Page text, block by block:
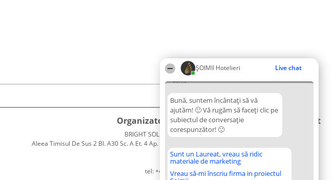
ȘOIMII Hotelieri Live chat
03:13
Bună, suntem încântați să vă
ajutăm! 🙂 Vă rugăm să faceți clic pe
subiectul de conversație
corespunzător! 🙂
Sunt un Laureat, vreau să ridic
materiale de marketing
Vreau să-mi înscriu firma in proiectul
Organizator Ranking
BRIGHT SOLUTIONS BR SRL
Aleea Timisul De Sus 2 Bl. A30 Sc. A Et. 4 Ap. 13 Cod 061952
București
CUI 36737675
tel: +40 770 990 492
Plebiscyt
Tuturor
Laureaților
Reguli
Contact